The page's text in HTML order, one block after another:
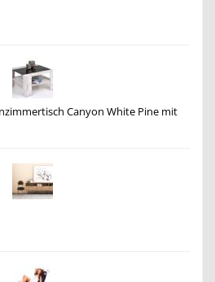
Canyon White Pine mit